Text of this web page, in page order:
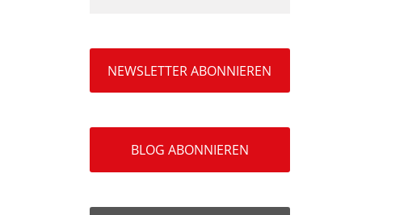
NEWSLETTER ABONNIEREN
BLOG ABONNIEREN